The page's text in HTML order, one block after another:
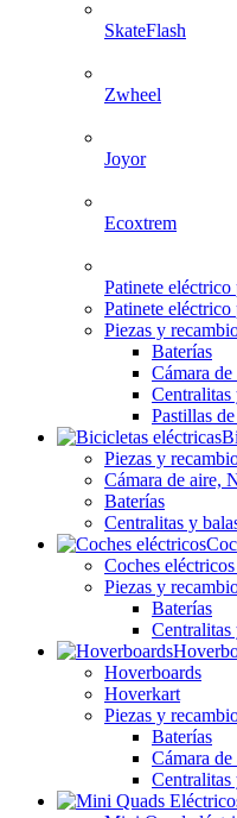
SkateFlash
Zwheel
Joyor
Ecoxtrem
Patinete eléctrico
Patinete eléctrico
Piezas y
Baterías
Cámara
Centralitas
Pastillas
Piezas y
Cámara de aire,
Baterías
Centralitas y
Coches
Piezas y
Baterías
Centralitas
Hoverboards
Hoverkart
Piezas y
Baterías
Cámara
Centralitas